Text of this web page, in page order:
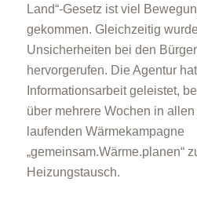
Land“-Gesetz ist viel
gekommen. Gleichzeitig
Unsicherheiten bei den
hervorgerufen. Die Agentur
Informationsarbeit geleistet,
über mehrere Wochen in
laufenden Wärmekampagne
„gemeinsam.Wärme.planen“
Heizungstausch.